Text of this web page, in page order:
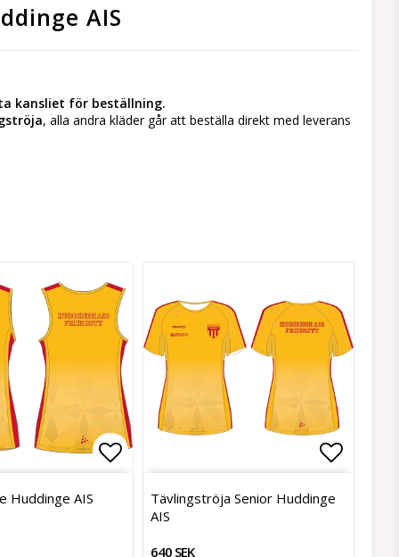
AIS
kansliet för beställning.
, alla andra kläder går att beställa direkt med leverans
Lägg till i favoritlistan
Lägg till i favoritlistan
Huddinge AIS
Tävlingströja Senior Huddinge
AIS
640 SEK